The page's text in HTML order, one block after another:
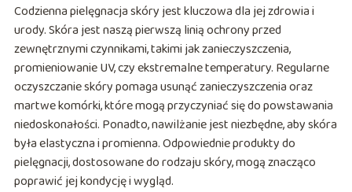
Codzienna pielęgnacja skóry jest kluczowa dla jej zdrowia i
urody. Skóra jest naszą pierwszą linią ochrony przed
zewnętrznymi czynnikami, takimi jak zanieczyszczenia,
promieniowanie UV, czy ekstremalne temperatury. Regularne
oczyszczanie skóry pomaga usunąć zanieczyszczenia oraz
martwe komórki, które mogą przyczyniać się do powstawania
niedoskonałości. Ponadto, nawilżanie jest niezbędne, aby skóra
była elastyczna i promienna. Odpowiednie produkty do
pielęgnacji, dostosowane do rodzaju skóry, mogą znacząco
poprawić jej kondycję i wygląd.